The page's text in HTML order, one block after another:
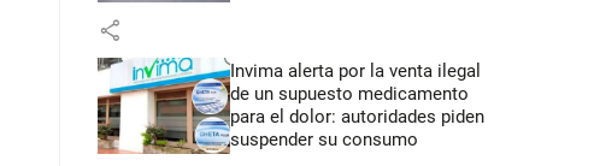
share
Invima alerta por la venta ilegal
de un supuesto medicamento
para el dolor: autoridades piden
suspender su consumo